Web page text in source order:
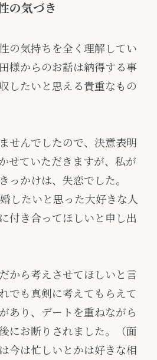
の気づき
の気持ちを全く理解してい
様からのお話は納得する事
したいと思える貴重なもの
せんでしたので、決意表明
せていただきますが、私が
っかけは、失恋でした。
したいと思った大好きな人
付き合ってほしいと申し出
から考えさせてほしいと言
でも真剣に考えてもらえて
あり、デートを重ねながら
にお断りされました。（面
今は忙しいとかは好きな相